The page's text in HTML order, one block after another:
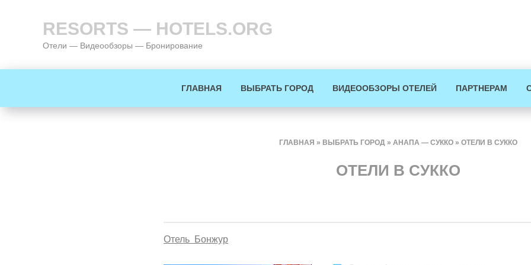
RESORTS — HOTELS.ORG
Отели — Видеообзоры — Бронирование
ГЛАВНАЯ ВЫБРАТЬ ГОРОД ВИДЕООБЗОРЫ ОТЕЛЕЙ ПАРТНЕРАМ
ГЛАВНАЯ » ВЫБРАТЬ ГОРОД » АНАПА — СУККО » ОТЕЛИ В СУККО
ОТЕЛИ В СУККО
Отель Бонжур